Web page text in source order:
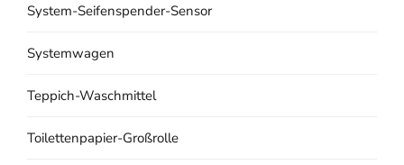
System-Seifenspender-Sensor
Systemwagen
Teppich-Waschmittel
Toilettenpapier-Großrolle